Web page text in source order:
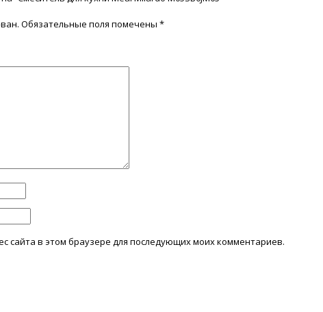
Обязательные поля помечены*
сайта в этом браузере для последующих моих комментариев.